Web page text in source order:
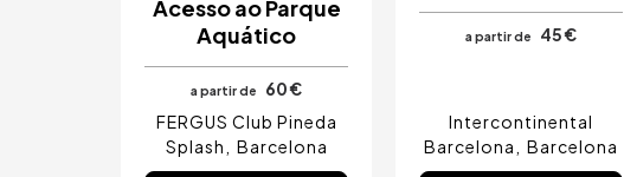
Acesso ao Parque
Aquático
a partir de
60 €
FERGUS Club Pineda
Splash
Barcelona
a partir de 45 €
Intercontinental
Barcelona
Barcelona